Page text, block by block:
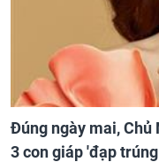
Đúng ngày mai, Chủ
3 con giáp 'đạp